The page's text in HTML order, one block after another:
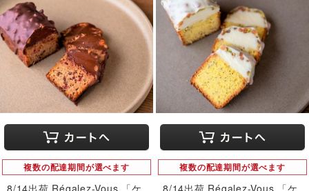
複数の配達期間が選べます
8/14出荷 Régalez-Vous 「ケ
複数の配達期間が選べます
8/14出荷 Régalez-Vous 「ケ